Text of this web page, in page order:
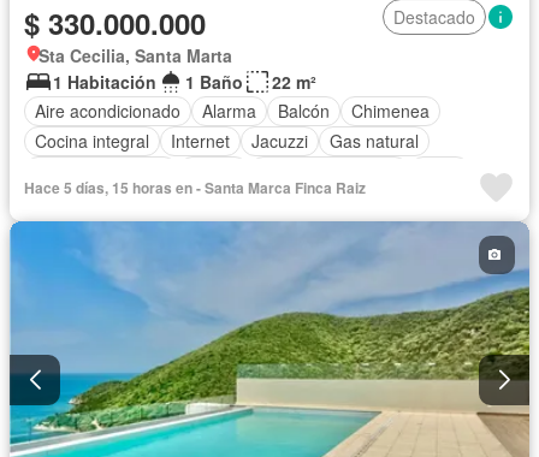
$ 330.000.000
Destacado
Sta Cecilia, Santa Marta
1 Habitación
1 Baño
22 m²
Aire acondicionado
Alarma Balcón
Chimenea
Cocina integral
Internet Jacuzzi
Gas natural
Hace 5 días, 15 horas en - Santa Marca Finca Raiz